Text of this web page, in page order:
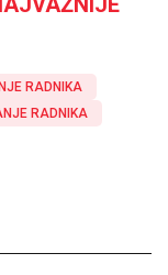
RADNIKA
RADNIKA